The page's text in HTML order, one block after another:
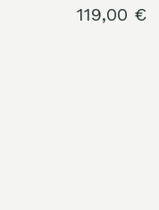
119,00 €